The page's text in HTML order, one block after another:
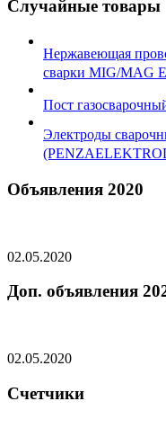
Случайные товары
Нержавеющая
сварки MIG/MAG
Пост
Электроды
Объявления 2020
02.05.2020
Доп. объявления
02.05.2020
Счетчики